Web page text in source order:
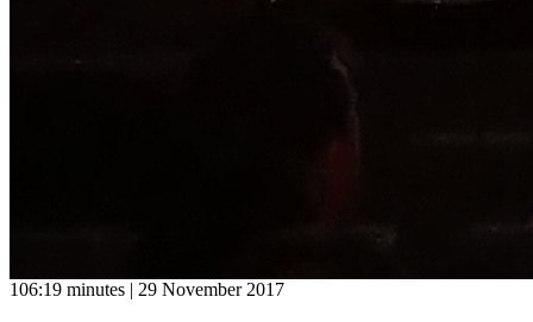
106:19 minutes | 29 November 2017